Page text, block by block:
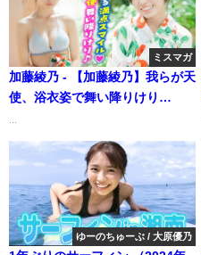
ミスマガ
加藤綾乃 - 【加藤綾乃】我らが天
使、浴衣姿で舞い降りけり
TVさんより
ゆーのちゅーぶ / 大原優乃